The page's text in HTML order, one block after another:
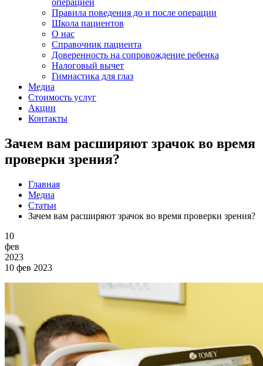
операцией
Правила поведения до и после операции
Школа пациентов
О нас
Справочник пациента
Доверенность на сопровождение ребенка
Налоговый вычет
Гимнастика для глаз
Медиа
Стоимость услуг
Акции
Контакты
Зачем вам расширяют зрачок во время
проверки зрения?
Главная
Медиа
Статьи
Зачем вам расширяют зрачок во время проверки зрения?
10
фев
2023
10 фев 2023